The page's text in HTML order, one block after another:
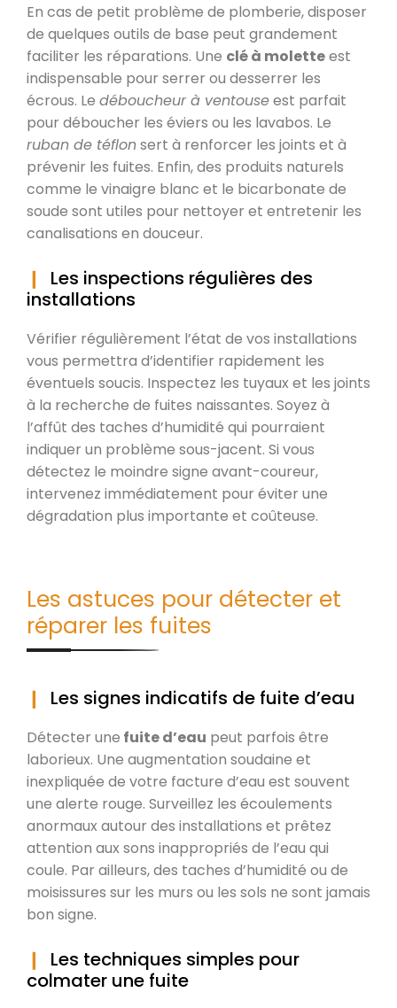
En cas de petit problème de plomberie, disposer
de quelques outils de base peut grandement
faciliter les réparations. Une clé à moletteest
indispensable pour serrer ou desserrer les
écrous. Le déboucheur à ventouseest parfait
pour déboucher les éviers ou les lavabos. Le
ruban de téflonsert à renforcer les joints et à
prévenir les fuites. Enfin, des produits naturels
comme le vinaigre blanc et le bicarbonate de
soude sont utiles pour nettoyer et entretenir les
canalisations en douceur.
Les inspections régulières des
installations
Vérifier régulièrement l’état de vos installations
vous permettra d’identifier rapidement les
éventuels soucis. Inspectez les tuyaux et les joints
à la recherche de fuites naissantes. Soyez à
l’affût des taches d’humidité qui pourraient
indiquer un problème sous-jacent. Si vous
détectez le moindre signe avant-coureur,
intervenez immédiatement pour éviter une
dégradation plus importante et coûteuse.
Les astuces pour détecter et
réparer les fuites
Les signes indicatifs de fuite d’eau
Détecter une fuite d’eau peut parfois être
laborieux. Une augmentation soudaine et
inexpliquée de votre facture d’eau est souvent
une alerte rouge. Surveillez les écoulements
anormaux autour des installations et prêtez
attention aux sons inappropriés de l’eau qui
coule. Par ailleurs, des taches d’humidité ou de
moisissures sur les murs ou les sols ne sont jamais
bon signe.
Les techniques simples pour
colmater une fuite